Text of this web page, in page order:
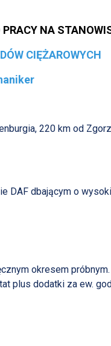
NA
CIĘŻAROWYCH
220 km od
DAF dbającym o
okresem próbnym.
plus dodatki za ew.